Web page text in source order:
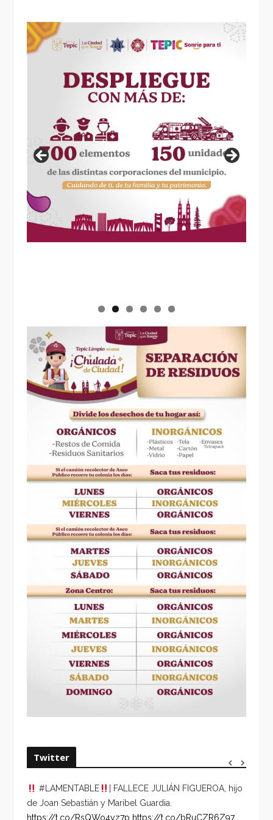
Twitter
#LAMENTABLE
| FALLECE JULIÁN FIGUEROA, hijo
de Joan Sebastián y Maribel Guardia.
https://t.co/RsQWo4yz7p https://t.co/bRuCZR6Z97